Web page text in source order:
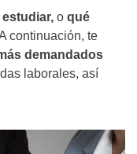
o qué
continuación, te
demandados
laborales, así